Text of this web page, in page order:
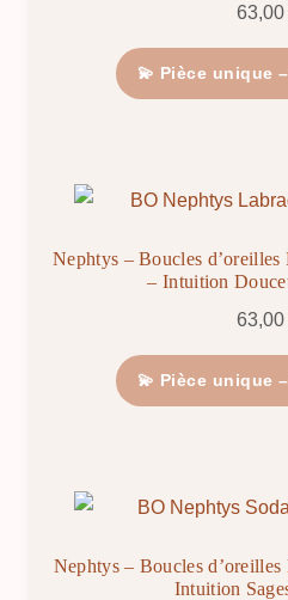
63,00
💫 Pièce unique
Nephtys – Boucles
– Intuition
63,00
💫 Pièce unique
Nephtys – Boucles
Intuition